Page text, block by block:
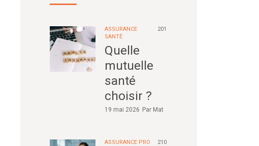
ASSURANCE
SANTÉ
201
Quelle
mutuelle
santé
choisir ?
19 mai 2026 Par Mat
ASSURANCE PRO 210